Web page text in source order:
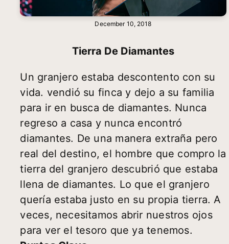
December 10, 2018
Tierra De Diamantes
Un granjero estaba descontento con su
vida. vendió su finca y dejo a su familia
para ir en busca de diamantes. Nunca
regreso a casa y nunca encontró
diamantes. De una manera extraña pero
real del destino, el hombre que compro la
tierra del granjero descubrió que estaba
llena de diamantes. Lo que el granjero
quería estaba justo en su propia tierra. A
veces, necesitamos abrir nuestros ojos
para ver el tesoro que ya tenemos.